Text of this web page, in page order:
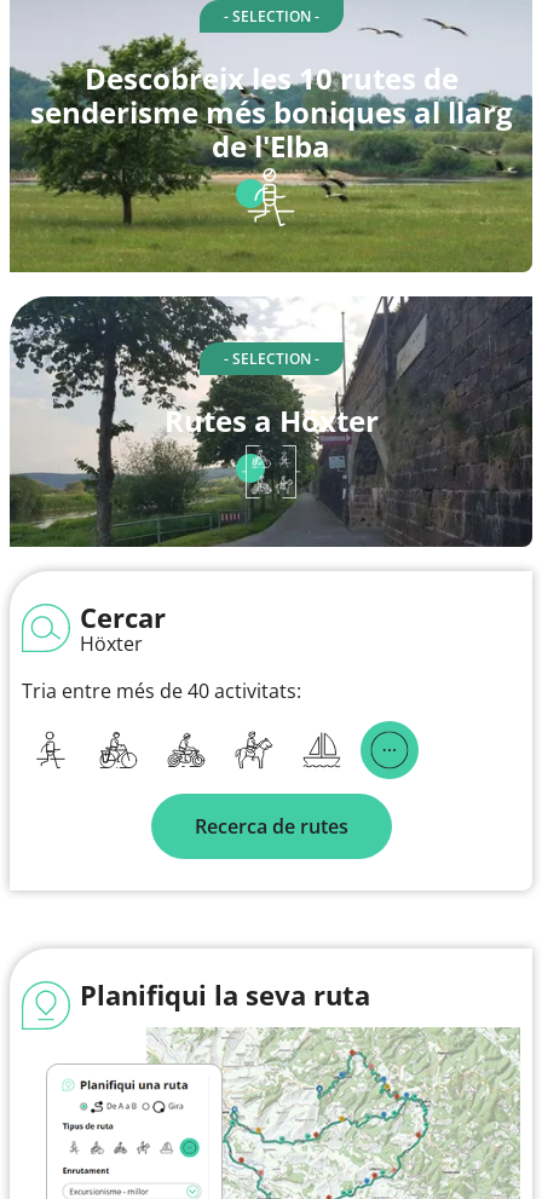
- SELECTION -
Descobreix les 10 rutes de
senderisme més boniques al llarg
de l'Elba
- SELECTION -
Rutes a Höxter
Cercar
Höxter
Tria entre més de 40 activitats:
Recerca de rutes
Planifiqui la seva ruta